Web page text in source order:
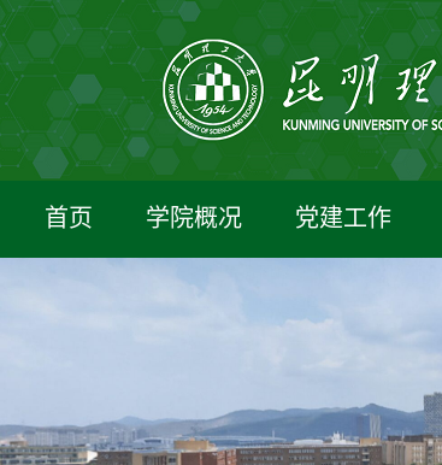
首页 学院概况 党建工作